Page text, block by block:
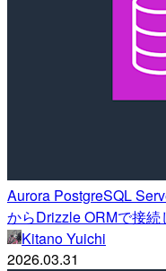
Aurora PostgreSQL
からDrizzle ORMで接続
Kitano Yuichi
2026.03.31